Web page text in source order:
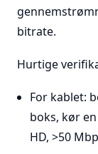
bitrate.
Hurtige
For kablet:
boks, kør
HD, >50